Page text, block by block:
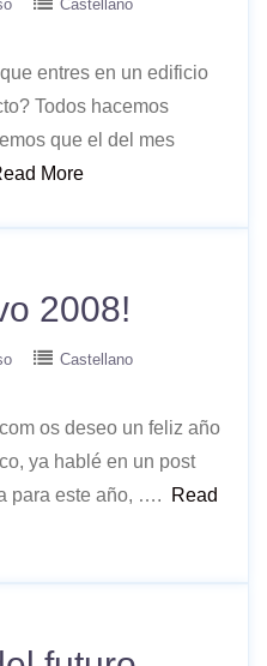
Castellano
entres en un edificio
Todos hacemos
que el del mes
More
2008!
Castellano
os deseo un feliz año
ya hablé en un post
para este año, ….
Read